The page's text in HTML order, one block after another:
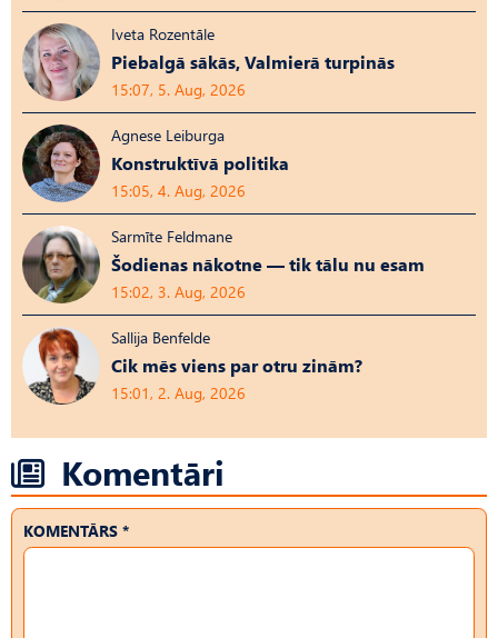
Iveta Rozentāle
Piebalgā sākās, Valmierā turpinās
15:07, 5. Aug, 2026
Agnese Leiburga
Konstruktīvā politika
15:05, 4. Aug, 2026
Sarmīte Feldmane
Šodienas nākotne — tik tālu nu esam
15:02, 3. Aug, 2026
Sallija Benfelde
Cik mēs viens par otru zinām?
15:01, 2. Aug, 2026
Komentāri
KOMENTĀRS *